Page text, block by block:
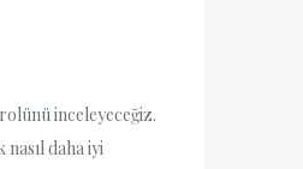
inceleyeceğiz.
daha iyi